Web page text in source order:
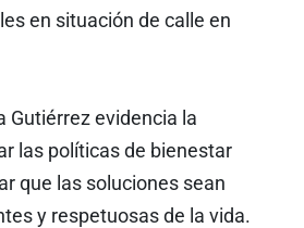
en situación de calle en
Gutiérrez evidencia la
las políticas de bienestar
que las soluciones sean
y respetuosas de la vida.